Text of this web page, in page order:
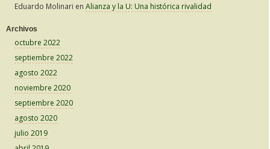
Eduardo Molinari en Alianza y la U: Una histórica rivalidad
Archivos
octubre 2022
septiembre 2022
agosto 2022
noviembre 2020
septiembre 2020
agosto 2020
julio 2019